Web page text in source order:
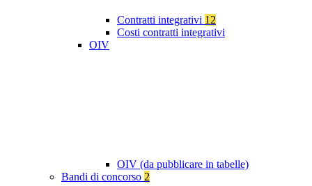
Contratti integrativi 12
Costi contratti integrativi
OIV
OIV (da pubblicare in tabelle)
Bandi di concorso 2